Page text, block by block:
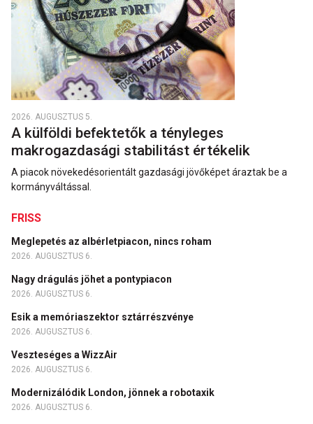
2026. AUGUSZTUS 5.
A külföldi befektetők a tényleges
makrogazdasági stabilitást értékelik
A piacok növekedésorientált gazdasági jövőképet áraztak be a
kormányváltással.
FRISS
Meglepetés az albérletpiacon, nincs roham
2026. AUGUSZTUS 6.
Nagy drágulás jöhet a pontypiacon
2026. AUGUSZTUS 6.
Esik a memóriaszektor sztárrészvénye
2026. AUGUSZTUS 6.
Veszteséges a WizzAir
2026. AUGUSZTUS 6.
Modernizálódik London, jönnek a robotaxik
2026. AUGUSZTUS 6.